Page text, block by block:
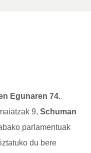
Egunaren 74.
9, Schuman
parlamentuak
du bere